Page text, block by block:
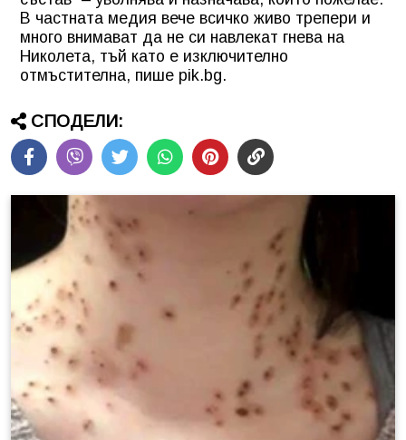
В частната медия вече всичко живо трепери и
много внимават да не си навлекат гнева на
Николета, тъй като е изключително
отмъстителна, пише pik.bg.
СПОДЕЛИ: